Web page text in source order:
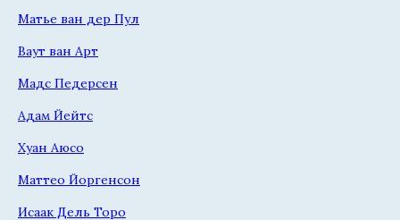
Матье ван дер Пул
Ваут ван Арт
Мадс Педерсен
Адам Йейтс
Хуан Аюсо
Маттео Йоргенсон
Исаак Дель Торо